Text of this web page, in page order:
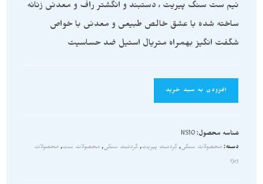
نیم ست سنگ پیریت ، دستبند و انگشتر راف و معدنی زنانه
ساخته شده با عشق خالص طبیعی و معدنی با خواص
شگفت انگیز بهمراه متریال استیل ضد حساسیت
افزودن به سبد خرید
شناسه محصول:NS10
دسته:محصولات سنگی, گردنبند پیریت, گردنبند سنگی,محصولات ست,محصولات
ویژه